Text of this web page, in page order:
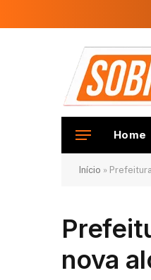
Home
Início »
nova